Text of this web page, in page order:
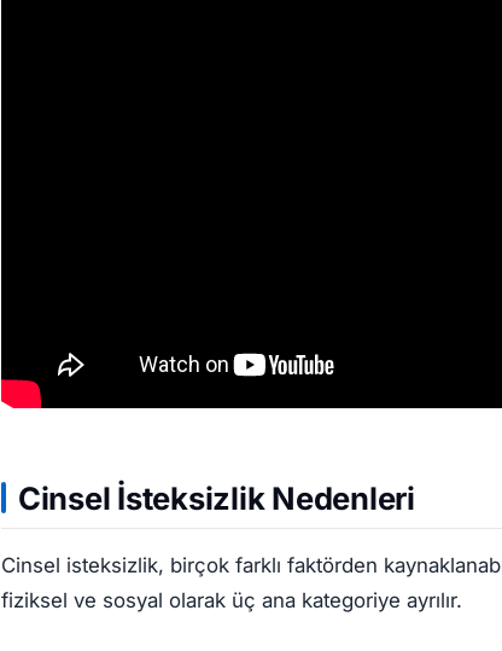
Cinsel İsteksizlik Nedenleri
Cinsel isteksizlik, birçok farklı faktörden
fiziksel ve sosyal olarak üç ana kategoriye ayrılır.